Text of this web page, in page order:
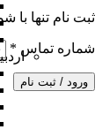
ثبت نام تنها با
شماره تماس *
ورود / ثبت نام